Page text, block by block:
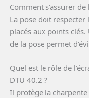
Comment s’assurer
La pose doit respecter
placés aux points
de la pose permet
Quel est le rôle de
DTU 40.2 ?
Il protège la